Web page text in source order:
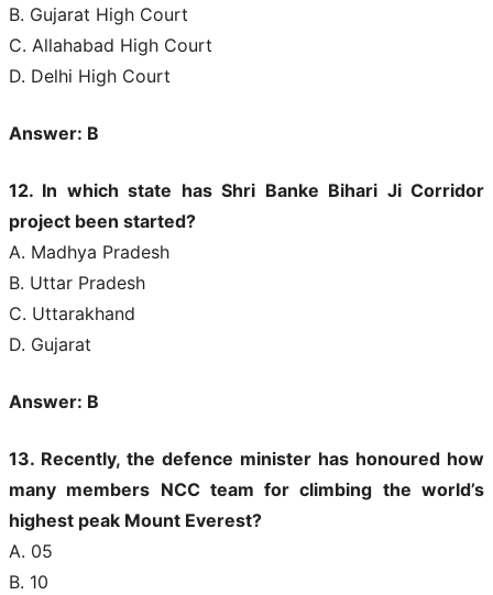
B. Gujarat High Court
C. Allahabad High Court
D. Delhi High Court
Answer: B
12. In which state has Shri Banke Bihari Ji Corridor
project been started?
A. Madhya Pradesh
B. Uttar Pradesh
C. Uttarakhand
D. Gujarat
Answer: B
13. Recently, the defence minister has honoured how
many members NCC team for climbing the world’s
highest peak Mount Everest?
A. 05
B. 10